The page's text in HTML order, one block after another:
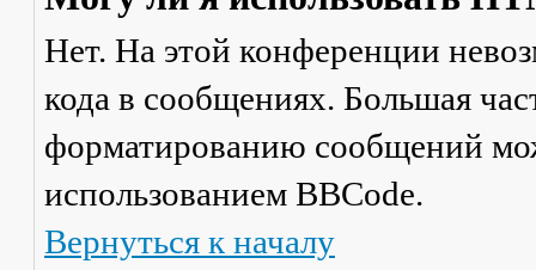
Нет. На этой конференции
кода в сообщениях. Большая
форматированию сообщений
использованием BBCode.
Вернуться к началу